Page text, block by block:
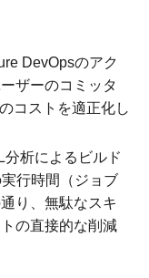
DevOpsのアク
ザーのコミッタ
コストを適正化し
分析によるビルド
行時間（ジョブ
り、無駄なスキ
の直接的な削減